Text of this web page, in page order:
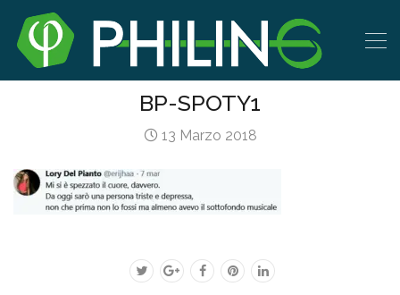
BP-SPOTY1
13 Marzo 2018